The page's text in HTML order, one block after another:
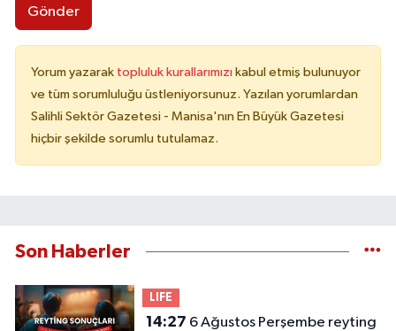
Gönder
Yorum yazarak topluluk kurallarımızı kabul etmiş bulunuyor
ve tüm sorumluluğu üstleniyorsunuz. Yazılan yorumlardan
Salihli Sektör Gazetesi - Manisa'nın En Büyük Gazetesi
hiçbir şekilde sorumlu tutulamaz.
Son Haberler
LIFE
14:27